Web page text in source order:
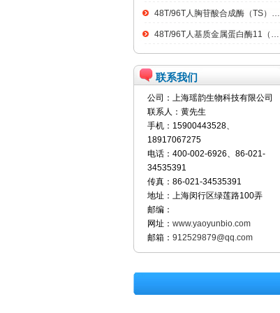
48T/96T人胸苷酸合成酶（TS）ELISA kit
48T/96T人基质金属蛋白酶11（MMP11）ELISA kit
联系我们
公司：上海瑶韵生物科技有限公司
联系人：黄先生
手机：15900443528、
18917067275
电话：400-002-6926、86-021-
34535391
传真：86-021-34535391
地址：上海闵行区绿莲路100弄
邮编：
网址： www.yaoyunbio.com
邮箱： 912529879@qq.com